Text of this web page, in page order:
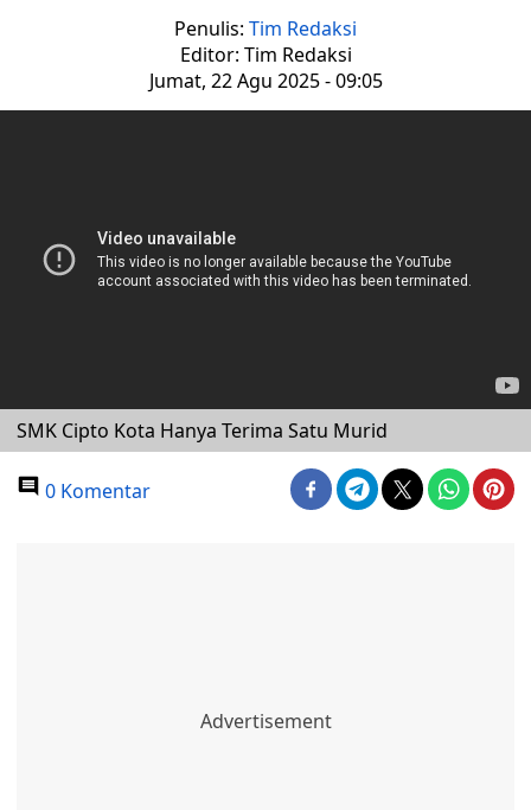
Penulis: Tim Redaksi
Editor: Tim Redaksi
Jumat, 22 Agu 2025 - 09:05
SMK Cipto Kota Hanya Terima Satu Murid
0 Komentar